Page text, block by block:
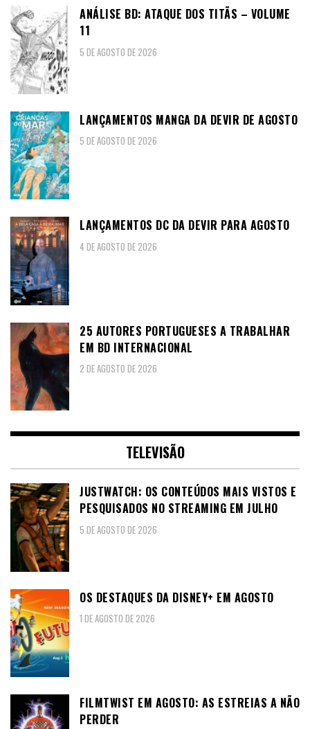
ANÁLISE BD: ATAQUE DOS TITÃS – VOLUME
11
5 DE AGOSTO DE 2026
LANÇAMENTOS MANGA DA DEVIR DE AGOSTO
5 DE AGOSTO DE 2026
LANÇAMENTOS DC DA DEVIR PARA AGOSTO
4 DE AGOSTO DE 2026
25 AUTORES PORTUGUESES A TRABALHAR
EM BD INTERNACIONAL
2 DE AGOSTO DE 2026
TELEVISÃO
JUSTWATCH: OS CONTEÚDOS MAIS VISTOS E
PESQUISADOS NO STREAMING EM JULHO
5 DE AGOSTO DE 2026
OS DESTAQUES DA DISNEY+ EM AGOSTO
1 DE AGOSTO DE 2026
FILMTWIST EM AGOSTO: AS ESTREIAS A NÃO
PERDER